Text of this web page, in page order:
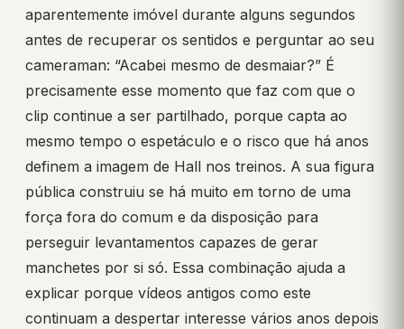
aparentemente imóvel durante alguns segundos
antes de recuperar os sentidos e perguntar ao seu
cameraman: “Acabei mesmo de desmaiar?” É
precisamente esse momento que faz com que o
clip continue a ser partilhado, porque capta ao
mesmo tempo o espetáculo e o risco que há anos
definem a imagem de Hall nos treinos. A sua figura
pública construiu se há muito em torno de uma
força fora do comum e da disposição para
perseguir levantamentos capazes de gerar
manchetes por si só. Essa combinação ajuda a
explicar porque vídeos antigos como este
continuam a despertar interesse vários anos depois